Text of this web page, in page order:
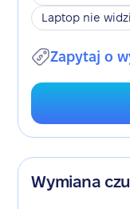
Laptop nie
Zapytaj o
Wymiana